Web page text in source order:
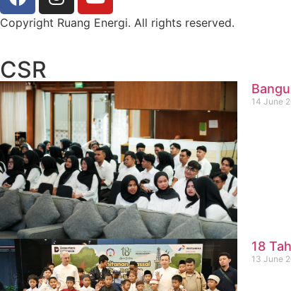
Copyright Ruang Energi. All rights reserved.
CSR
14 June
18
13 June